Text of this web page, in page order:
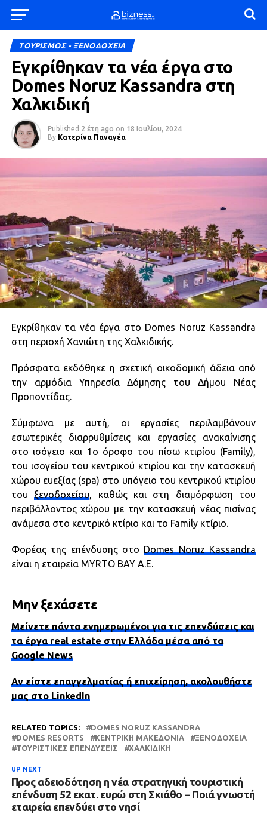
ΤΟΥΡΙΣΜΟΣ - ΞΕΝΟΔΟΧΕΙΑ
Εγκρίθηκαν τα νέα έργα στο
Domes Noruz Kassandra στη
Χαλκιδική
Published 2 έτη ago on 18 Ιουλίου, 2024
By Κατερίνα Παναγέα
Εγκρίθηκαν τα νέα έργα στο Domes Noruz Kassandra
στη περιοχή Χανιώτη της Χαλκιδικής.
Πρόσφατα εκδόθηκε η σχετική οικοδομική άδεια από
την αρμόδια Υπηρεσία Δόμησης του Δήμου Νέας
Προποντίδας.
Σύμφωνα με αυτή, οι εργασίες περιλαμβάνουν
εσωτερικές διαρρυθμίσεις και εργασίες ανακαίνισης
στο ισόγειο και 1ο όροφο του πίσω κτιρίου (Family),
του ισογείου του κεντρικού κτιρίου και την κατασκευή
χώρου ευεξίας (spa) στο υπόγειο του κεντρικού κτιρίου
του ξενοδοχείου, καθώς και στη διαμόρφωση του
περιβάλλοντος χώρου με την κατασκευή νέας πισίνας
ανάμεσα στο κεντρικό κτίριο και το Family κτίριο.
Φορέας της επένδυσης στο Domes Noruz Kassandra
είναι η εταιρεία MYRTO BAY Α.Ε.
Μην ξεχάσετε
Μείνετε πάντα ενημερωμένοι για τις επενδύσεις και
τα έργα real estate στην Ελλάδα μέσα από τα
Google News
Αν είστε επαγγελματίας ή επιχείρηση, ακολουθήστε
μας στο LinkedIn
RELATED TOPICS:
DOMES NORUZ KASSANDRA
DOMES RESORTS
ΚΕΝΤΡΙΚΉ ΜΑΚΕΔΟΝΊΑ
ΞΕΝΟΔΟΧΕΊΑ
ΤΟΥΡΙΣΤΙΚΈΣ ΕΠΕΝΔΎΣΕΙΣ
ΧΑΛΚΙΔΙΚΉ
UP NEXT
Προς αδειοδότηση η νέα στρατηγική τουριστική
επένδυση 52 εκατ. ευρώ στη Σκιάθο – Ποιά γνωστή
εταιρεία επενδύει στο νησί